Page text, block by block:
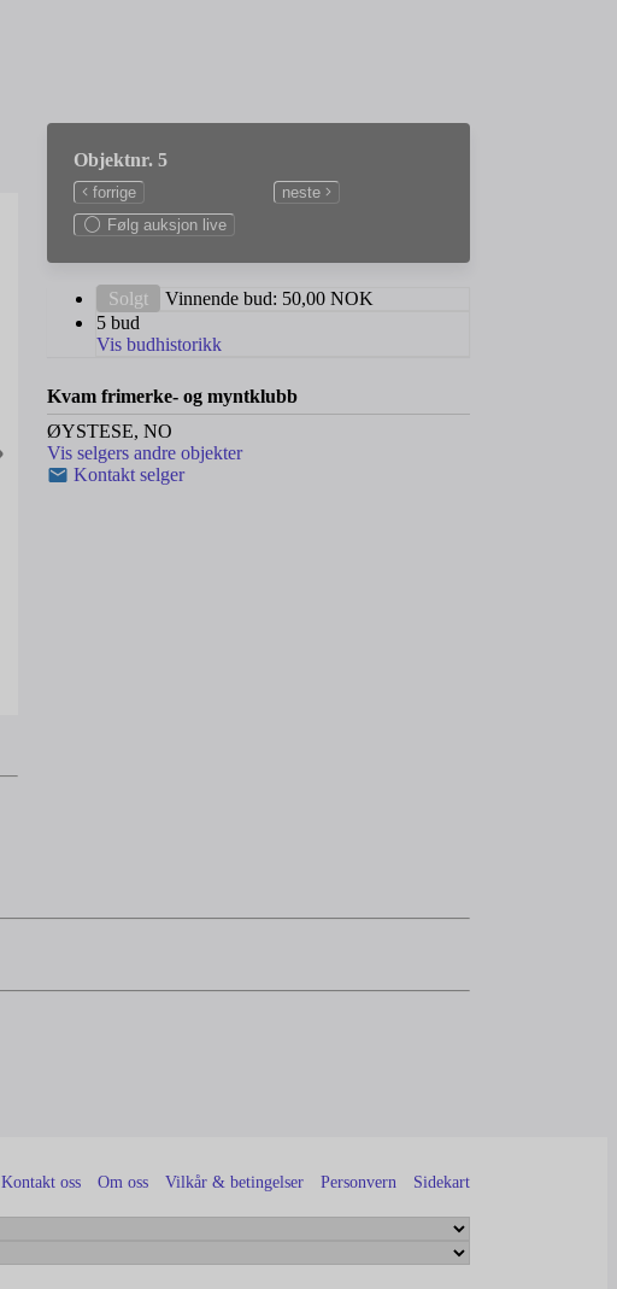
Objektnr. 5
forrige
neste
Følg auksjon live
Solgt Vinnende bud: 50,00 NOK
5 bud
Vis budhistorikk
Kvam frimerke- og myntklubb
ØYSTESE, NO
Vis selgers andre objekter
Kontakt selger
Kontakt oss Om oss Vilkår & betingelser Personvern Sidekart